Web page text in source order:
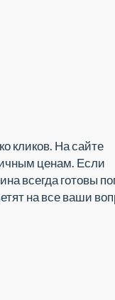
кликов. На сайте
ценам. Если
всегда готовы
на все ваши